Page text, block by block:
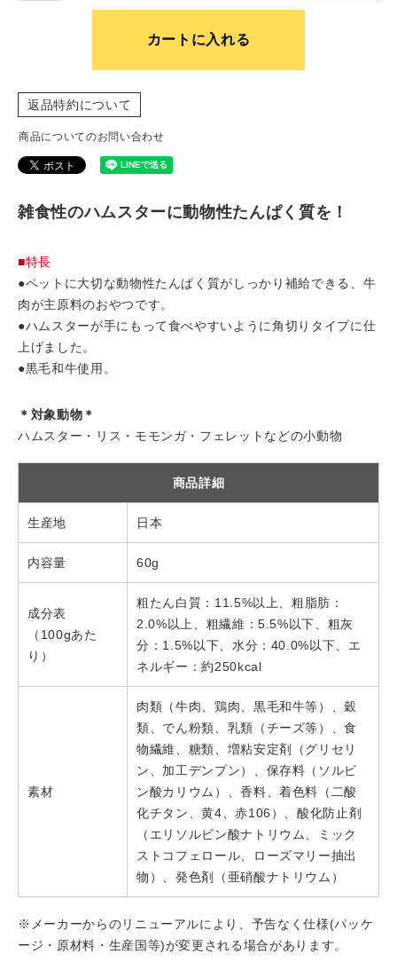
カートに入れる
返品特約について
商品についてのお問い合わせ
雑食性のハムスターに動物性たんぱく質を！
■特長
●ペットに大切な動物性たんぱく質がしっかり補給できる、牛
肉が主原料のおやつです。
●ハムスターが手にもって食べやすいように角切りタイプに仕
上げました。
●黒毛和牛使用。
＊対象動物＊
ハムスター・リス・モモンガ・フェレットなどの小動物
商品詳細
生産地 日本
内容量 60g
成分表
（100gあた
り）
粗たん白質：11.5%以上、粗脂肪：
2.0%以上、粗繊維：5.5%以下、粗灰
分：1.5%以下、水分：40.0%以下、エ
ネルギー：約250kcal
素材
肉類（牛肉、鶏肉、黒毛和牛等）、穀
類、でん粉類、乳類（チーズ等）、食
物繊維、糖類、増粘安定剤（グリセリ
ン、加工デンプン）、保存料（ソルビ
ン酸カリウム）、香料、着色料（二酸
化チタン、黄4、赤106）、酸化防止剤
（エリソルビン酸ナトリウム、ミック
ストコフェロール、ローズマリー抽出
物）、発色剤（亜硝酸ナトリウム）
※メーカーからのリニューアルにより、予告なく仕様(パッケ
ージ・原材料・生産国等)が変更される場合があります。